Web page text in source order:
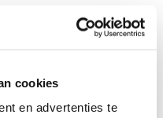
cookies
en advertenties te
ook de
een plekje kan